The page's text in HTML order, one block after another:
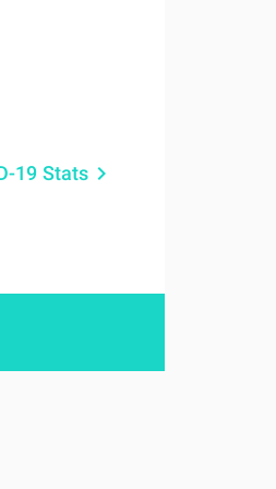
19 Stats keyboard_arrow_right